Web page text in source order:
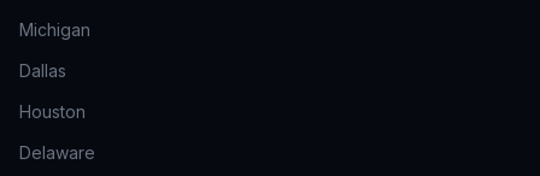
Michigan
Dallas
Houston
Delaware